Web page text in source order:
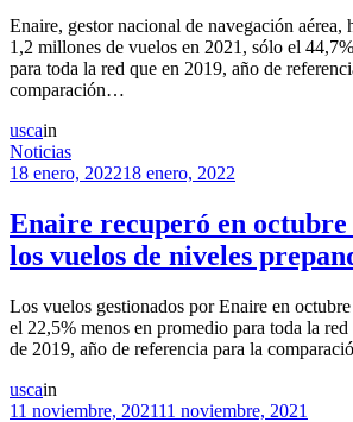
Enaire, gestor nacional de navegación aérea,
1,2 millones de vuelos en 2021, sólo el
para toda la red que en 2019, año de
comparación…
uscain
Noticias
18 enero, 202218 enero, 2022
Enaire recuperó en octubre
los vuelos de niveles
Los vuelos gestionados por Enaire en
el 22,5% menos en promedio para toda la
de 2019, año de referencia para la
uscain
11 noviembre, 202111 noviembre, 2021